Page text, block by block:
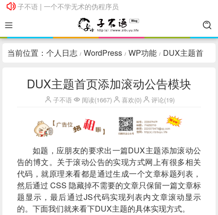
子不语 | 一个不学无术的伪程序员
子不语 | 一个不学无术的伪程序员
当前位置： 个人日志 / WordPress / WP功能 / DUX主题首
DUX主题首页添加滚动公告模块
子不语 阅读(1667) 喜欢(0) 评论(19)
如题，应朋友的要求出一篇DUX主题添加滚动公
告的博文。关于滚动公告的实现方式网上有很多相关
代码，就原理来看都是通过生成一个文章标题列表，
然后通过 CSS 隐藏掉不需要的文章只保留一篇文章标
题显示，最后通过JS代码实现列表内文章滚动显示
的。下面我们就来看下DUX主题的具体实现方式。